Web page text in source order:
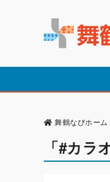
舞鶴なびホーム
「#カラ